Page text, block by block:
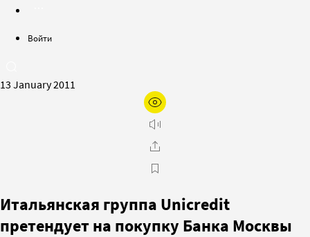
Войти
13 January 2011
Итальянская группа Unicredit
претендует на покупку Банка Москвы